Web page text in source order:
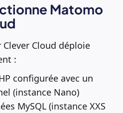
Matomo
Clever Cloud déploie
:
configurée avec un
(instance Nano)
MySQL (instance XXS